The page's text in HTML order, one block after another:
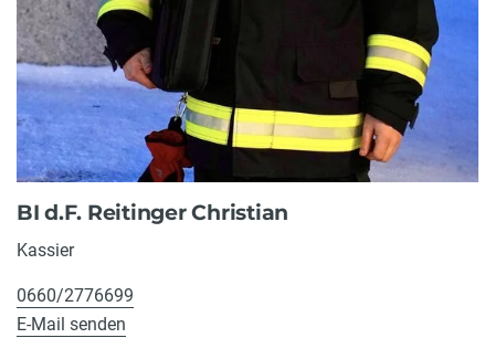
BI d.F. Reitinger Christian
Kassier
0660/2776699
E-Mail senden